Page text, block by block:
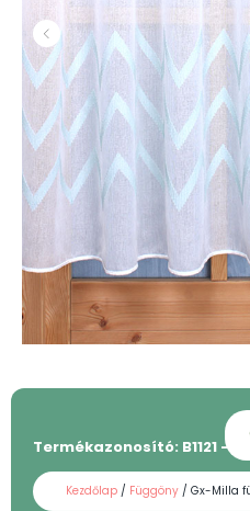
Termékazonosító: B1121 -
Kezdőlap / Függöny / Gx-Milla